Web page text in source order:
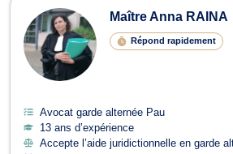
Maître Anna RAINA
Répond rapidement
Avocat garde alternée Pau
13 ans d’expérience
Accepte l’aide juridictionnelle en garde